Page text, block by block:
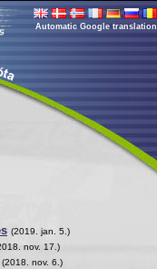
Automatic Google translation
(2019. jan. 5.)
nov. 17.)
(2018. nov. 6.)